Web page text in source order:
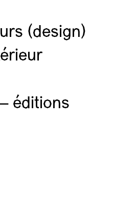
(design)
éditions